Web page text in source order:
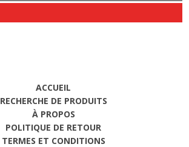
ACCUEIL
RECHERCHE DE PRODUITS
À PROPOS
POLITIQUE DE RETOUR
TERMES ET CONDITIONS